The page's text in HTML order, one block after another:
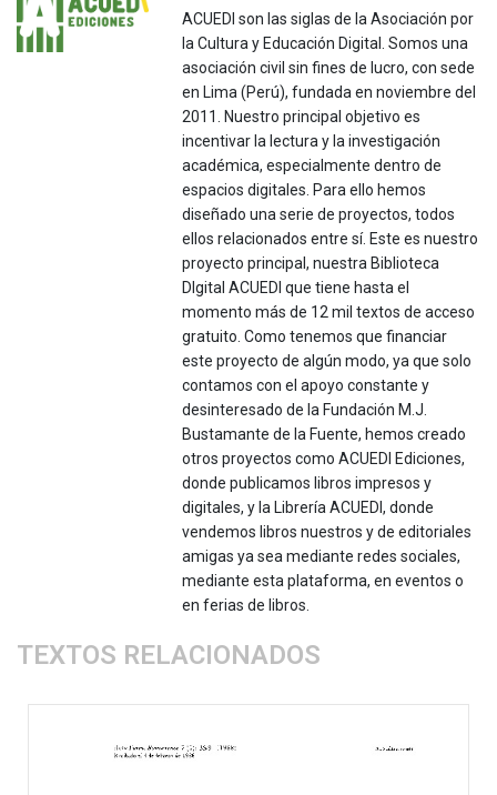
ACUEDI son las siglas de la Asociación por
la Cultura y Educación Digital. Somos una
asociación civil sin fines de lucro, con sede
en Lima (Perú), fundada en noviembre del
2011. Nuestro principal objetivo es
incentivar la lectura y la investigación
académica, especialmente dentro de
espacios digitales. Para ello hemos
diseñado una serie de proyectos, todos
ellos relacionados entre sí. Este es nuestro
proyecto principal, nuestra Biblioteca
DIgital ACUEDI que tiene hasta el
momento más de 12 mil textos de acceso
gratuito. Como tenemos que financiar
este proyecto de algún modo, ya que solo
contamos con el apoyo constante y
desinteresado de la Fundación M.J.
Bustamante de la Fuente, hemos creado
otros proyectos como ACUEDI Ediciones,
donde publicamos libros impresos y
digitales, y la Librería ACUEDI, donde
vendemos libros nuestros y de editoriales
amigas ya sea mediante redes sociales,
mediante esta plataforma, en eventos o
en ferias de libros.
TEXTOS RELACIONADOS